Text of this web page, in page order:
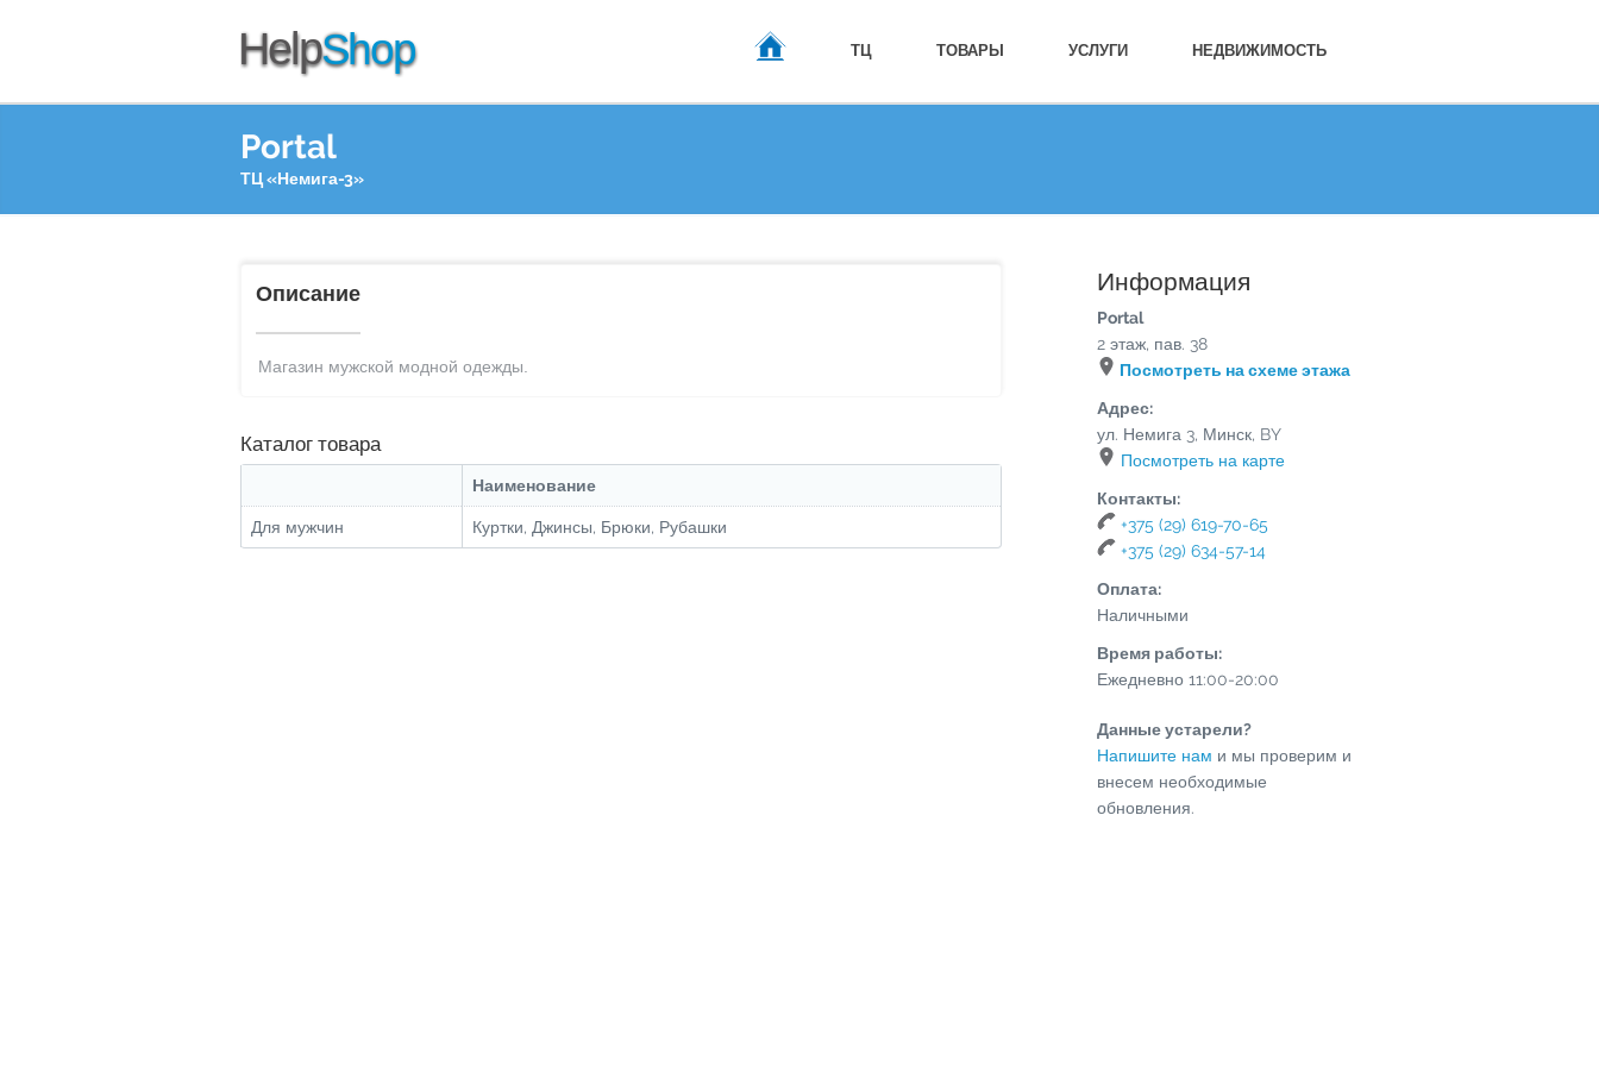
ТЦ ТОВАРЫ УСЛУГИ НЕДВИЖИМОСТЬ
Portal
ТЦ «Немига-3»
Описание
Магазин мужской модной одежды.
Каталог товара
Наименование
Для мужчин Куртки, Джинсы, Брюки, Рубашки
Информация
Portal
2 этаж, пав. 38
Посмотреть на схеме этажа
Адрес:
ул. Немига 3, Минск, BY
Посмотреть на карте
Контакты:
+375 (29) 619-70-65
+375 (29) 634-57-14
Оплата:
Наличными
Время работы:
Ежедневно 11:00-20:00
Данные устарели?
Напишите нам и мы проверим и
внесем необходимые
обновления.